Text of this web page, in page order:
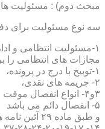
مبحث دوم) : مسئولیت
سه نوع مسئولیت برای
مجازات های انتظامی را برمی
۱-توبیخ با درج در پرونده،
۲- جریمه های نقدی،
۳و۴- انواع انفصال موقت
۵- انفصال دائم می باشد